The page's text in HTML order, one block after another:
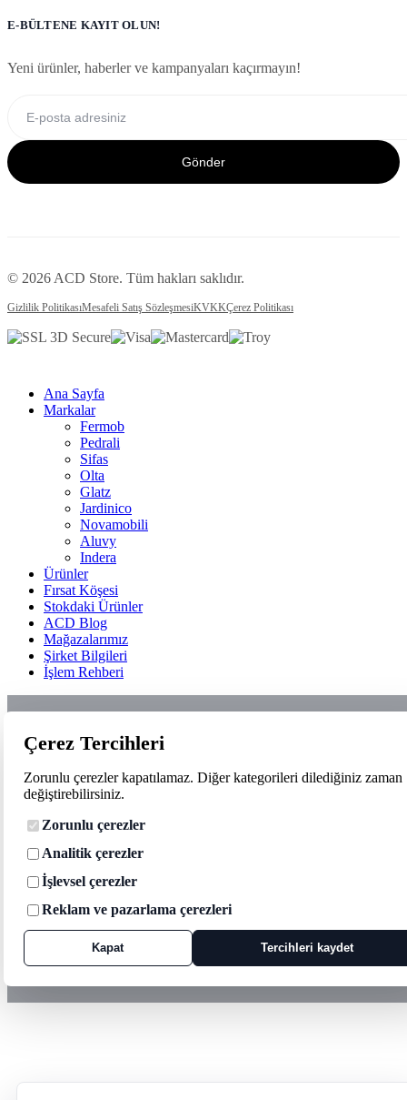
E-BÜLTENE KAYIT OLUN!
Yeni ürünler, haberler ve kampanyaları kaçırmayın!
Gönder
© 2026 ACD Store. Tüm hakları saklıdır.
Gizlilik PolitikasıMesafeli Satış SözleşmesiKVKKÇerez Politikası
Ana Sayfa
Markalar
Fermob
Pedrali
Sifas
Olta
Glatz
Jardinico
Novamobili
Aluvy
Indera
Ürünler
Fırsat Köşesi
Stokdaki Ürünler
ACD Blog
Mağazalarımız
Şirket Bilgileri
İşlem Rehberi
Çerez Tercihleri
Zorunlu çerezler kapatılamaz. Diğer kategorileri dilediğiniz zaman
değiştirebilirsiniz.
Zorunlu çerezler
Analitik çerezler
İşlevsel çerezler
Reklam ve pazarlama çerezleri
Kapat Tercihleri kaydet